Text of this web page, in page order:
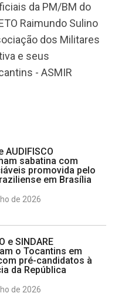
da PM/BM do
Raimundo Sulino
dos Militares
e seus
- ASMIR
AUDIFISCO
sabatina com
promovida pelo
em Brasília
de 2026
e SINDARE
o Tocantins em
pré-candidatos à
da República
de 2026